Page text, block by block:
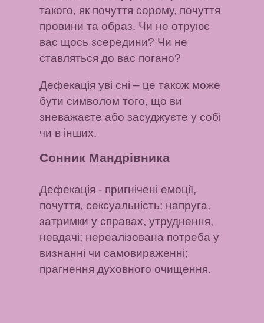
такого, як почуття сорому, почуття
провини та образ. Чи не отруює
вас щось зсередини? Чи не
ставляться до вас погано?
Дефекація уві сні – це також може
бути символом того, що ви
зневажаєте або засуджуєте у собі
чи в інших.
Сонник Мандрівника
Дефекація - пригнічені емоції,
почуття, сексуальність; напруга,
затримки у справах, утруднення,
невдачі; нереалізована потреба у
визнанні чи самовираженні;
прагнення духовного очищення.